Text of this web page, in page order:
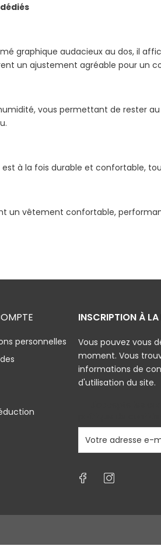
graphique audacieux au dos, il
un ajustement agréable pour un
vous permettant de rester
à la fois durable et confortable,
un vêtement confortable,
personnelles
INSCRIPTION À LA
Vous pouvez vous
moment. Vous
informations de
d'utilisation du site.